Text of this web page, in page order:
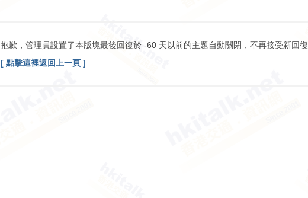
抱歉，管理員設置了本版塊最後回復於 -60 天以前的主題自動關閉，不再接受新回復
[ 點擊這裡返回上一頁 ]